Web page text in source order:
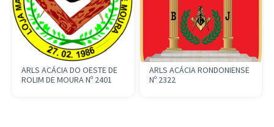
ARLS ACÁCIA DO OESTE DE
ROLIM DE MOURA Nº 2401
ARLS ACÁCIA RONDONIENSE
Nº 2322